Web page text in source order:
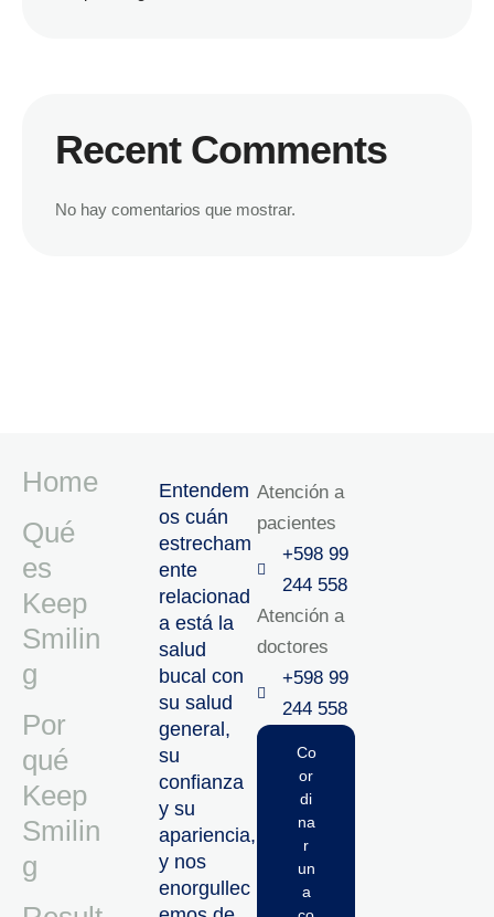
Recent Comments
No hay comentarios que mostrar.
Home
Qué
es
Keep
Smilin
g
Por
qué
Keep
Smilin
g
Entendem
os cuán
estrecham
ente
relacionad
a está la
salud
bucal con
su salud
general,
su
confianza
y su
apariencia,
y nos
enorgullec
Atención a
pacientes
+598 99
244 558
Atención a
doctores
+598 99
244 558‬‬
Co
or
di
na
r
un
a